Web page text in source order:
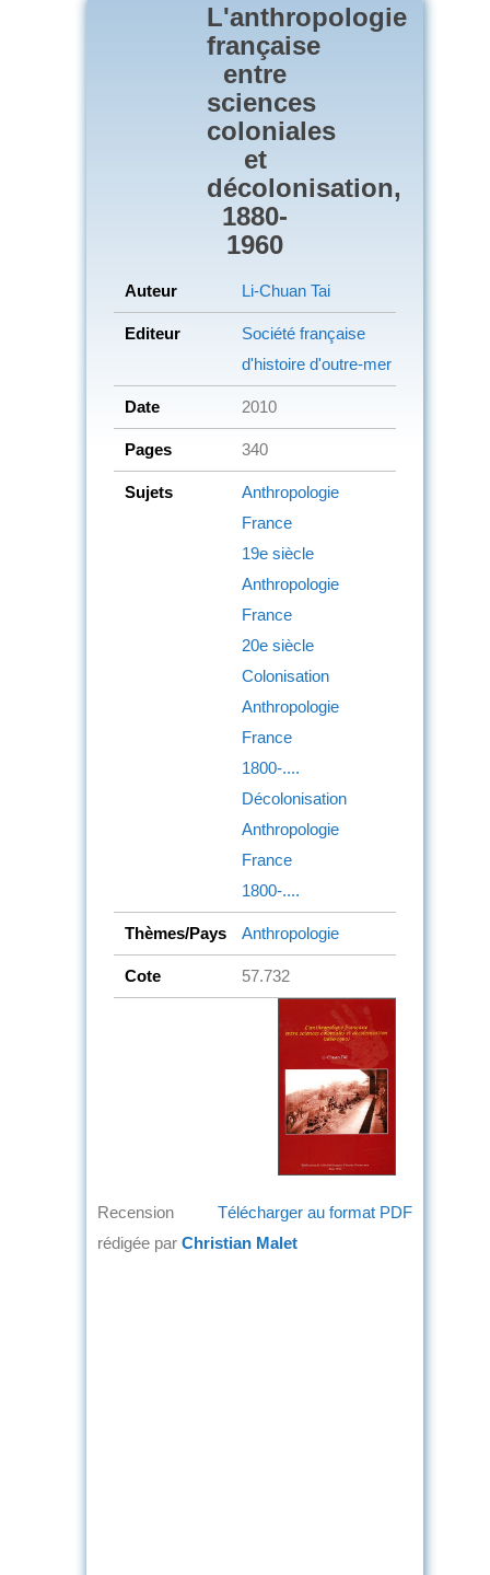
L'anthropologie
française
entre
sciences
coloniales
et
décolonisation,
1880-
1960
Auteur Li-Chuan Tai
Editeur
Société française
d'histoire d'outre-mer
Date 2010
Pages 340
Sujets
Anthropologie
France
19e siècle
Anthropologie
France
20e siècle
Colonisation
Anthropologie
France
1800-....
Décolonisation
Anthropologie
France
1800-....
Thèmes/Pays Anthropologie
Cote 57.732
Télécharger au format PDF
Recension
rédigée par Christian Malet